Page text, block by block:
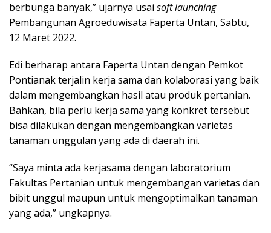
berbunga banyak,” ujarnya usai soft launching
Pembangunan Agroeduwisata Faperta Untan, Sabtu,
12 Maret 2022.
Edi berharap antara Faperta Untan dengan Pemkot
Pontianak terjalin kerja sama dan kolaborasi yang baik
dalam mengembangkan hasil atau produk pertanian.
Bahkan, bila perlu kerja sama yang konkret tersebut
bisa dilakukan dengan mengembangkan varietas
tanaman unggulan yang ada di daerah ini.
“Saya minta ada kerjasama dengan laboratorium
Fakultas Pertanian untuk mengembangan varietas dan
bibit unggul maupun untuk mengoptimalkan tanaman
yang ada,” ungkapnya.